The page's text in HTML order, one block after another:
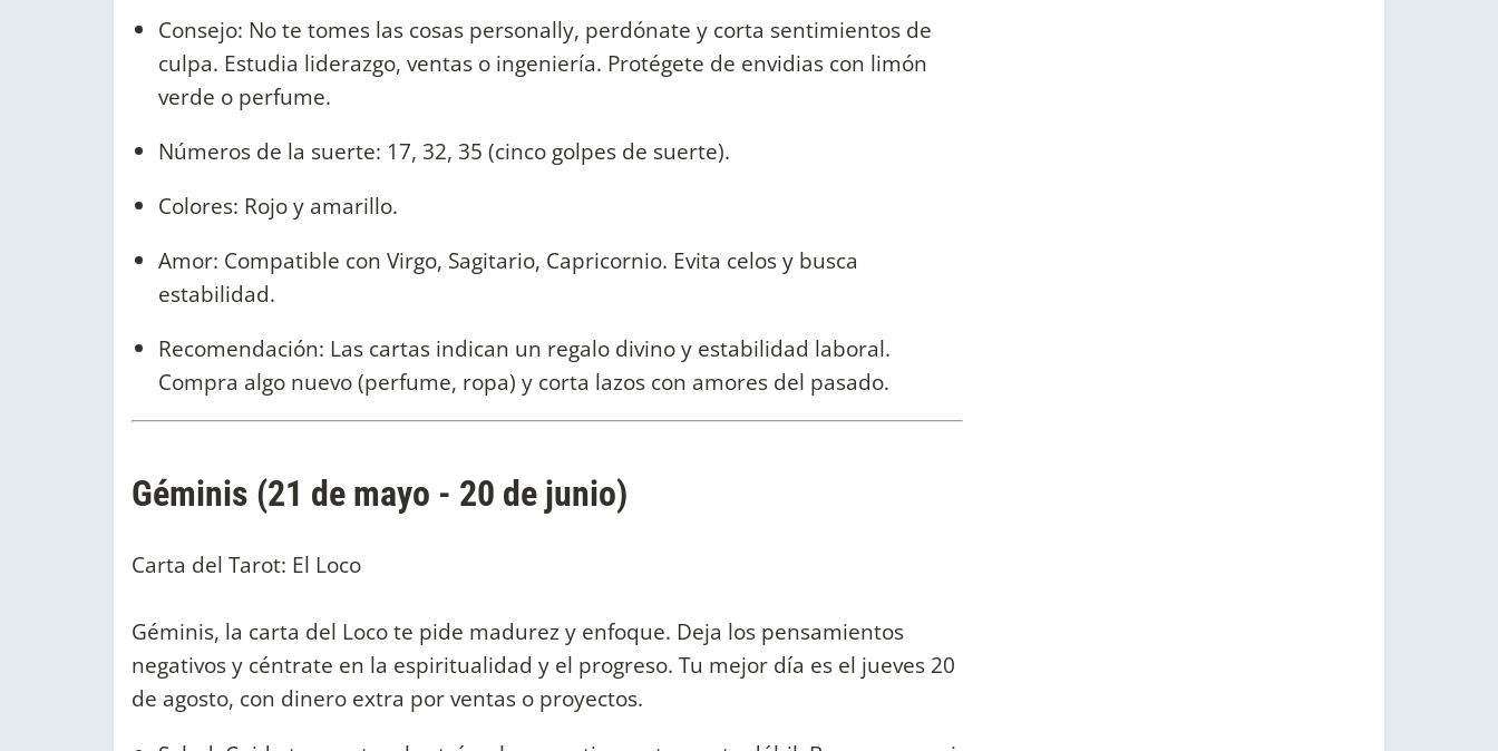
Consejo: No te tomes las cosas personally, perdónate y corta sentimientos de
culpa. Estudia liderazgo, ventas o ingeniería. Protégete de envidias con limón
verde o perfume.
Números de la suerte: 17, 32, 35 (cinco golpes de suerte).
Colores: Rojo y amarillo.
Amor: Compatible con Virgo, Sagitario, Capricornio. Evita celos y busca
estabilidad.
Recomendación: Las cartas indican un regalo divino y estabilidad laboral.
Compra algo nuevo (perfume, ropa) y corta lazos con amores del pasado.
Géminis (21 de mayo - 20 de junio)
Carta del Tarot: El Loco
Géminis, la carta del Loco te pide madurez y enfoque. Deja los pensamientos
negativos y céntrate en la espiritualidad y el progreso. Tu mejor día es el jueves 20
de agosto, con dinero extra por ventas o proyectos.